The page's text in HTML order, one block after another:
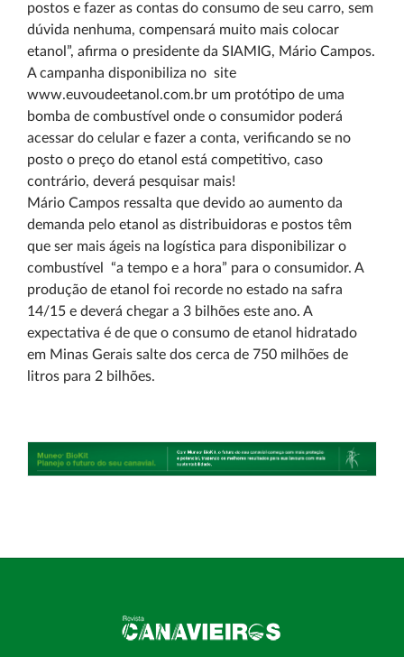
postos e fazer as contas do consumo de seu carro, sem
dúvida nenhuma, compensará muito mais colocar
etanol”, afirma o presidente da SIAMIG, Mário Campos.
A campanha disponibiliza no site
www.euvoudeetanol.com.br um protótipo de uma
bomba de combustível onde o consumidor poderá
acessar do celular e fazer a conta, verificando se no
posto o preço do etanol está competitivo, caso
contrário, deverá pesquisar mais!
Mário Campos ressalta que devido ao aumento da
demanda pelo etanol as distribuidoras e postos têm
que ser mais ágeis na logística para disponibilizar o
combustível “a tempo e a hora” para o consumidor. A
produção de etanol foi recorde no estado na safra
14/15 e deverá chegar a 3 bilhões este ano. A
expectativa é de que o consumo de etanol hidratado
em Minas Gerais salte dos cerca de 750 milhões de
litros para 2 bilhões.